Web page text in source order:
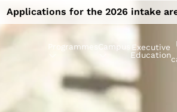
Applications for the 2026 intake
ProgrammesCampus
Executive
Education